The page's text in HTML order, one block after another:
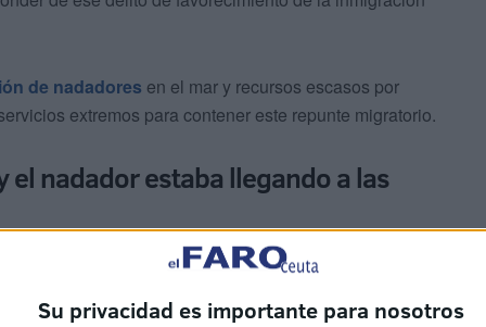
Su privacidad es importante para nosotros
de nadadores en el mar y recursos escasos por
extremos para contener este repunte migratorio.
el nadador estaba llegando a las